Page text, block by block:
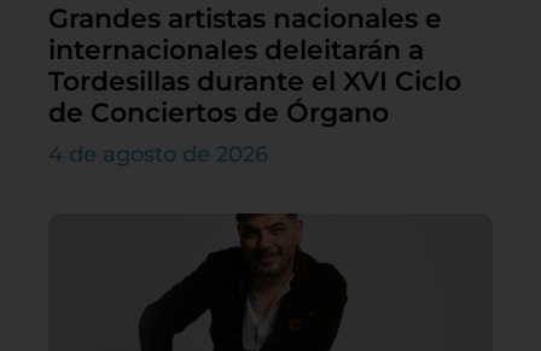
Grandes artistas nacionales e
internacionales deleitarán a
Tordesillas durante el XVI Ciclo
de Conciertos de Órgano
4 de agosto de 2026